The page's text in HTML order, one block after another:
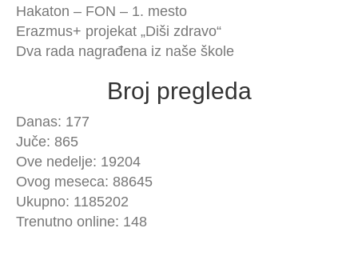
Hakaton – FON – 1. mesto
Erazmus+ projekat „Diši zdravo“
Dva rada nagrađena iz naše škole
Broj pregleda
Danas: 177
Juče: 865
Ove nedelje: 19204
Ovog meseca: 88645
Ukupno: 1185202
Trenutno online: 148